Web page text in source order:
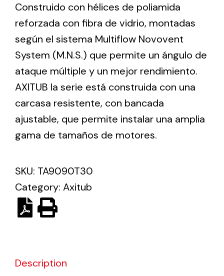
Ventilation
The incorporation of Novovent into the group
meant a greater offer of ventilation products for
different uses
Variedad de soluciones solares para todo tipo
de necesidades.
Construido con hélices de poliamida
reforzada con fibra de vidrio, montadas
según el sistema Multiflow Novovent
System (M.N.S.) que permite un ángulo de
ataque múltiple y un mejor rendimiento.
AXITUB la serie está construida con una
carcasa resistente, con bancada
ajustable, que permite instalar una amplia
gama de tamaños de motores.
SKU: TA9090T30
Category: Axitub
Description